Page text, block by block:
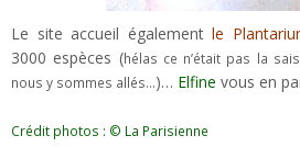
Le site accueil également le
3000 espèces (hélas ce n’était pas la
nous y sommes allés…)… Elfine vous en
Crédit photos : © La Parisienne